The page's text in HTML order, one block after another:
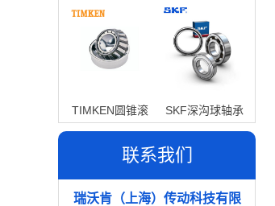
子轴承
TIMKEN圆锥滚
子轴承
SKF深沟球轴承
联系我们
瑞沃肯（上海）传动科技有限